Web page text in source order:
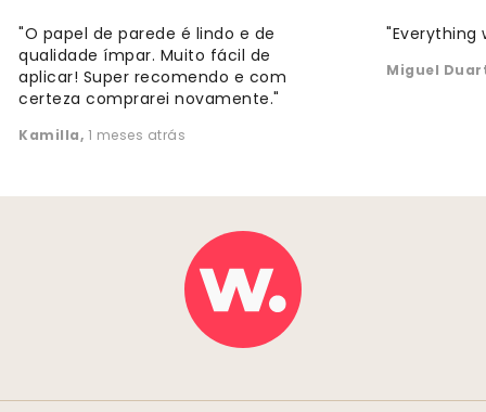
"O papel de parede é lindo e de
qualidade ímpar. Muito fácil de
aplicar! Super recomendo e com
certeza comprarei novamente."
Kamilla, 1 meses atrás
"Everything
Miguel